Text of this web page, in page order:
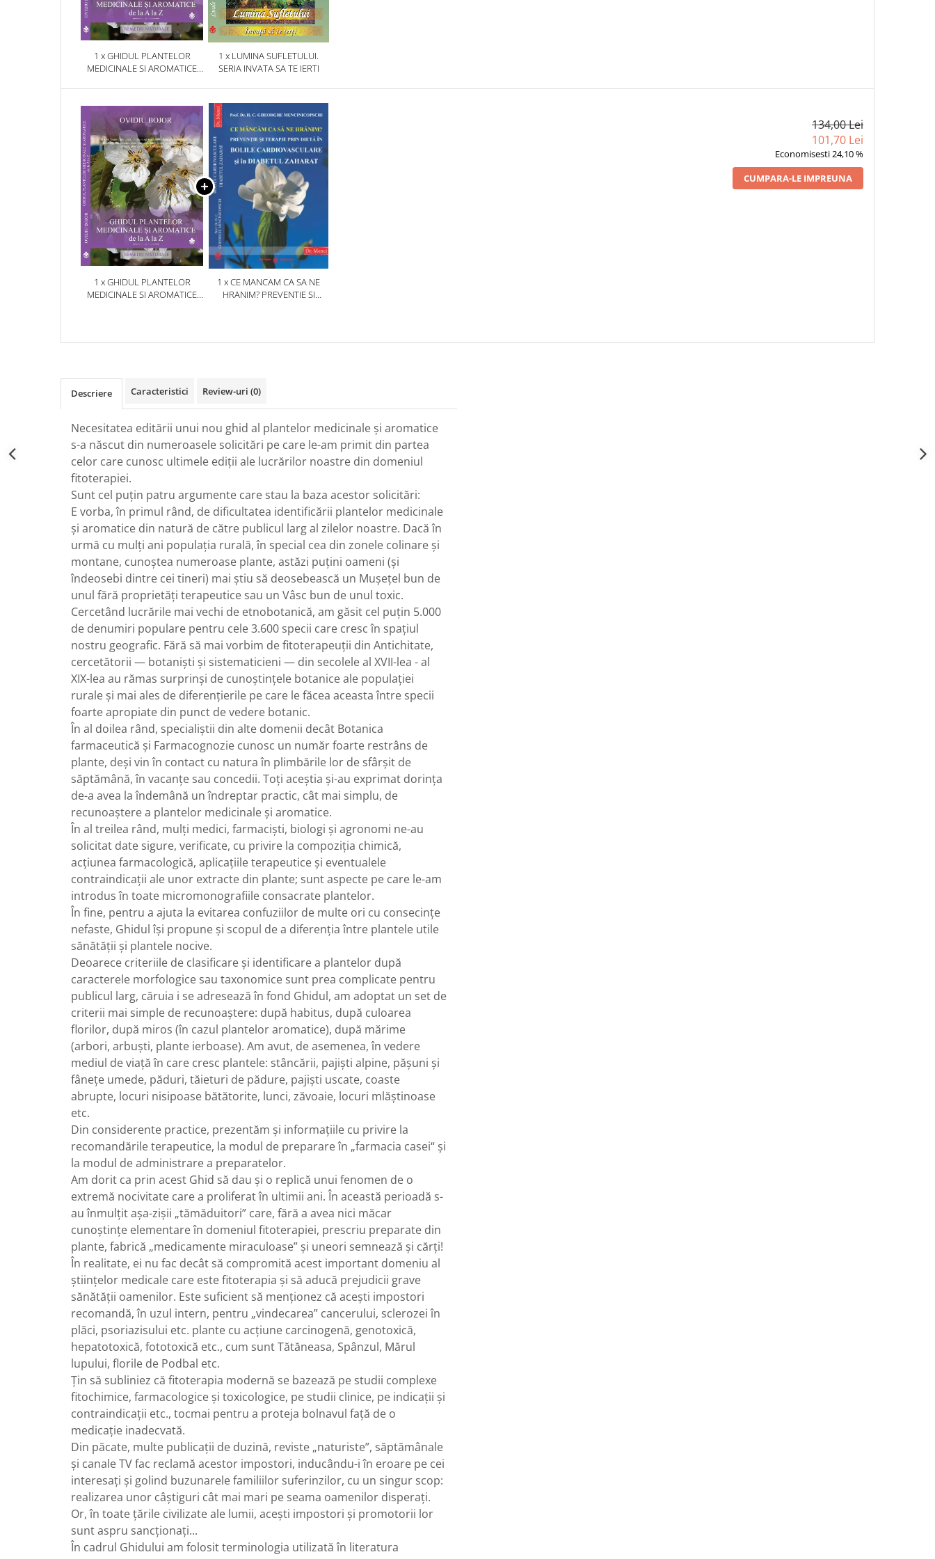
1 x GHIDUL PLANTELOR
MEDICINALE SI AROMATICE
1 x LUMINA SUFLETULUI.
SERIA INVATA SA TE IERTI
1 x GHIDUL PLANTELOR
MEDICINALE SI AROMATICE
1 x CE MANCAM CA SA NE
HRANIM? PREVENTIE SI
134,00 Lei
101,70 Lei
Economisesti 24,10 %
CUMPARA-LE IMPREUNA
Descriere Caracteristici Review-uri (0)
Necesitatea editării unui nou ghid al plantelor medicinale şi aromatice
s-a născut din numeroasele solicitări pe care le-am primit din partea
celor care cunosc ultimele ediţii ale lucrărilor noastre din domeniul
fitoterapiei.
Sunt cel puţin patru argumente care stau la baza acestor solicitări:
E vorba, în primul rând, de dificultatea identificării plantelor medicinale
şi aromatice din natură de către publicul larg al zilelor noastre. Dacă în
urmă cu mulţi ani populaţia rurală, în special cea din zonele colinare şi
montane, cunoştea numeroase plante, astăzi puţini oameni (şi
îndeosebi dintre cei tineri) mai ştiu să deosebească un Muşeţel bun de
unul fără proprietăţi terapeutice sau un Vâsc bun de unul toxic.
Cercetând lucrările mai vechi de etnobotanică, am găsit cel puţin 5.000
de denumiri populare pentru cele 3.600 specii care cresc în spaţiul
nostru geografic. Fără să mai vorbim de fitoterapeuţii din Antichitate,
cercetătorii — botanişti şi sistematicieni — din secolele al XVII-lea - al
XIX-lea au rămas surprinşi de cunoştinţele botanice ale populaţiei
rurale şi mai ales de diferenţierile pe care le făcea aceasta între specii
foarte apropiate din punct de vedere botanic.
În al doilea rând, specialiştii din alte domenii decât Botanica
farmaceutică şi Farmacognozie cunosc un număr foarte restrâns de
plante, deşi vin în contact cu natura în plimbările lor de sfârşit de
săptămână, în vacanţe sau concedii. Toţi aceştia şi-au exprimat dorinţa
de-a avea la îndemână un îndreptar practic, cât mai simplu, de
recunoaştere a plantelor medicinale şi aromatice.
În al treilea rând, mulţi medici, farmacişti, biologi şi agronomi ne-au
solicitat date sigure, verificate, cu privire la compoziţia chimică,
acţiunea farmacologică, aplicaţiile terapeutice şi eventualele
contraindicaţii ale unor extracte din plante; sunt aspecte pe care le-am
introdus în toate micromonografiile consacrate plantelor.
În fine, pentru a ajuta la evitarea confuziilor de multe ori cu consecinţe
nefaste, Ghidul îşi propune şi scopul de a diferenţia între plantele utile
sănătăţii şi plantele nocive.
Deoarece criteriile de clasificare şi identificare a plantelor după
caracterele morfologice sau taxonomice sunt prea complicate pentru
publicul larg, căruia i se adresează în fond Ghidul, am adoptat un set de
criterii mai simple de recunoaştere: după habitus, după culoarea
florilor, după miros (în cazul plantelor aromatice), după mărime
(arbori, arbuşti, plante ierboase). Am avut, de asemenea, în vedere
mediul de viaţă în care cresc plantele: stâncării, pajişti alpine, păşuni şi
fâneţe umede, păduri, tăieturi de pădure, pajişti uscate, coaste
abrupte, locuri nisipoase bătătorite, lunci, zăvoaie, locuri mlăştinoase
etc.
Din considerente practice, prezentăm şi informaţiile cu privire la
recomandările terapeutice, la modul de preparare în „farmacia casei“ şi
la modul de administrare a preparatelor.
Am dorit ca prin acest Ghid să dau şi o replică unui fenomen de o
extremă nocivitate care a proliferat în ultimii ani. În această perioadă s-
au înmulţit aşa-zişii „tămăduitori” care, fără a avea nici măcar
cunoştinţe elementare în domeniul fitoterapiei, prescriu preparate din
plante, fabrică „medicamente miraculoase” şi uneori semnează şi cărţi!
În realitate, ei nu fac decât să compromită acest important domeniu al
ştiinţelor medicale care este fitoterapia şi să aducă prejudicii grave
sănătăţii oamenilor. Este suficient să menţionez că aceşti impostori
recomandă, în uzul intern, pentru „vindecarea” cancerului, sclerozei în
plăci, psoriazisului etc. plante cu acţiune carcinogenă, genotoxică,
hepatotoxică, fototoxică etc., cum sunt Tătăneasa, Spânzul, Mărul
lupului, florile de Podbal etc.
Ţin să subliniez că fitoterapia modernă se bazează pe studii complexe
fitochimice, farmacologice şi toxicologice, pe studii clinice, pe indicaţii şi
contraindicaţii etc., tocmai pentru a proteja bolnavul faţă de o
medicaţie inadecvată.
Din păcate, multe publicaţii de duzină, reviste „naturiste”, săptămânale
şi canale TV fac reclamă acestor impostori, inducându-i în eroare pe cei
interesaţi şi golind buzunarele familiilor suferinzilor, cu un singur scop:
realizarea unor câştiguri cât mai mari pe seama oamenilor disperaţi.
Or, în toate ţările civilizate ale lumii, aceşti impostori şi promotorii lor
sunt aspru sancţionaţi...
În cadrul Ghidului am folosit terminologia utilizată în literatura